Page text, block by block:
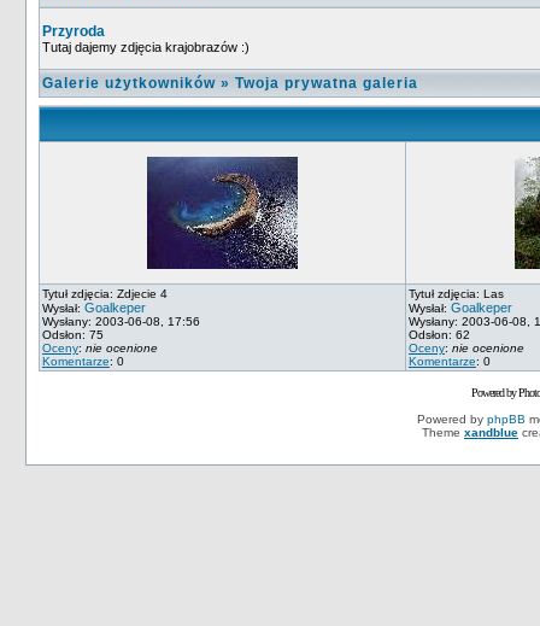
Przyroda
Tutaj dajemy zdjęcia krajobrazów :)
Galerie użytkowników » Twoja prywatna galeria
Tytuł zdjęcia: Zdjecie 4
Wysłał: Goalkeper
Wysłany: 2003-06-08, 17:56
Odsłon: 75
Oceny: nie ocenione
Komentarze: 0
Tytuł zdjęcia: Las
Wysłał: Goalkeper
Wysłany: 2003-06-08,
Odsłon: 62
Oceny: nie ocenione
Komentarze: 0
Powered by
Powered by phpBB
Theme xandblue